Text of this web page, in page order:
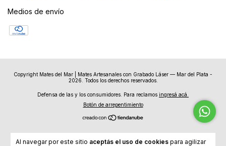
Al navegar por este sitio aceptás el uso de cookies para agilizar
Medios de envío
Copyright Mates del Mar | Mates Artesanales con Grabado Láser — Mar del Plata -
2026. Todos los derechos reservados.
Defensa de las y los consumidores. Para reclamos ingresá acá.
Botón de arrepentimiento